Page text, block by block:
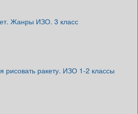
Жанры ИЗО. 3 класс
рисовать ракету. ИЗО 1-2 классы